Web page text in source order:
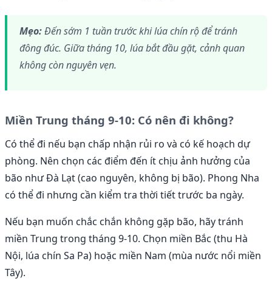
Mẹo:Đến sớm 1 tuần trước khi lúa chín rộ để tránh
đông đúc. Giữa tháng 10, lúa bắt đầu gặt, cảnh quan
không còn nguyên vẹn.
Miền Trung tháng 9-10: Có nên đi không?
Có thể đi nếu bạn chấp nhận rủi ro và có kế hoạch dự
phòng. Nên chọn các điểm đến ít chịu ảnh hưởng của
bão như Đà Lạt (cao nguyên, không bị bão). Phong Nha
có thể đi nhưng cần kiểm tra thời tiết trước ba ngày.
Nếu bạn muốn chắc chắn không gặp bão, hãy tránh
miền Trung trong tháng 9-10. Chọn miền Bắc (thu Hà
Nội, lúa chín Sa Pa) hoặc miền Nam (mùa nước nổi miền
Tây).